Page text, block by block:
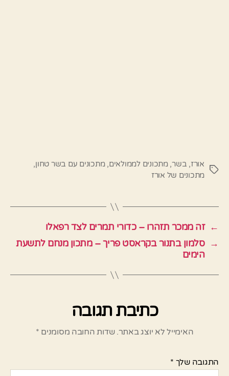
תגיות
אורז, בשר,מתכונים לממולאים,מתכונים עם בשר טחון,
מתכונים של אורז
← זה ממכר תזהרו – כדורי תמרים לצד רפאלו
→ סלמון בתנור בקראסט פריך – מתכון מנחם לתשעת
הימים
כתיבת תגובה
האימייל לא יוצג באתר. שדות החובה מסומנים *
התגובה שלך *